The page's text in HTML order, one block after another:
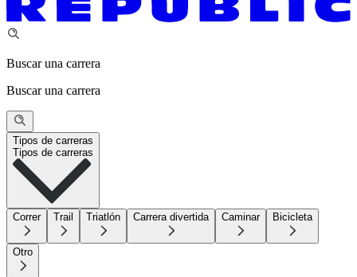
Buscar una carrera
Buscar una carrera
Tipos de carreras
Tipos de carreras
Correr Trail Triatlón Carrera divertida Caminar Bicicleta
Otro